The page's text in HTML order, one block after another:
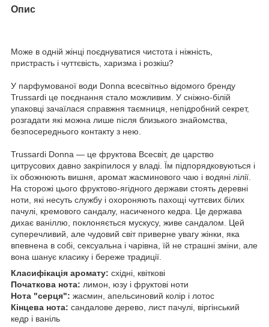
Опис
Може в одній жінці поєднуватися чистота і ніжність,
пристрасть і чуттєвість, харизма і розкіш?
У парфумованої води Donna всесвітньо відомого бренду
Trussardi це поєднання стало можливим. У сніжно-білій
упаковці зачаїлася справжня таємниця, непідробний секрет,
розгадати які можна лише після близького знайомства,
безпосереднього контакту з нею.
Trussardi Donna — це фруктова Всесвіт, де царство
цитрусових давно закріпилося у владі. Їм підпорядковуються і
їх обожнюють вишня, аромат жасминового чаю і водяні лілії.
На сторожі цього фруктово-ягідного держави стоять деревні
ноти, які несуть службу і охороняють пахощі чуттєвих білих
пачулі, кремового сандалу, насиченого кедра. Це держава
дихає ваніллю, поклоняється мускусу, живе сандалом. Цей
суперечливий, але чудовий світ приверне увагу жінки, яка
впевнена в собі, сексуальна і чарівна, їй не страшні зміни, але
вона шанує класику і береже традиції.
Класифікація аромату: східні, квіткові
Початкова нота: лимон, юзу і фруктові ноти
Нота "серця": жасмин, апельсиновий колір і лотос
Кінцева нота: сандалове дерево, лист пачулі, віргінський
кедр і ваніль